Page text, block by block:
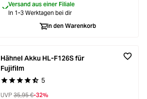
Versand aus einer Filiale
In 1-3 Werktagen bei dir
In den Warenkorb
Durchschnittliche Bewertung von 4.2 von 5
5
Hähnel Akku HL-F126S für
Fujifilm
UVP 35,95 €-32%